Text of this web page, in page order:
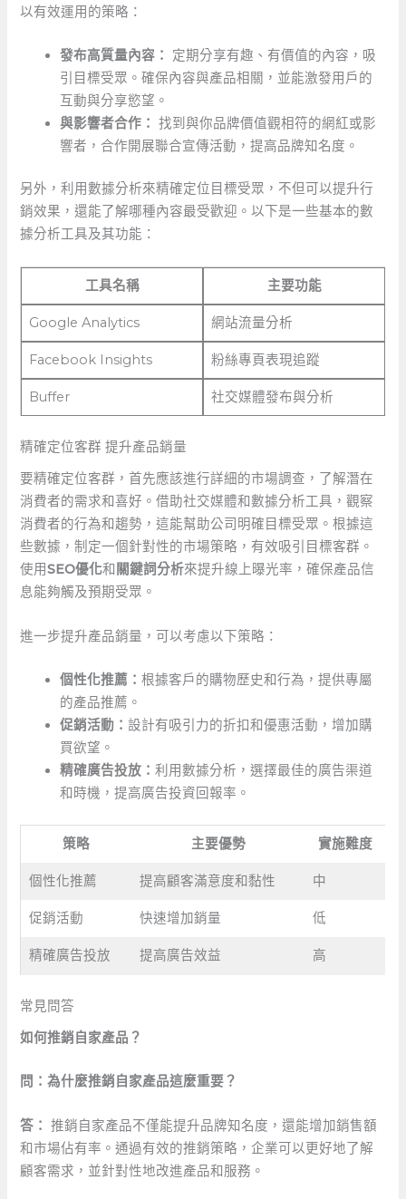
以有效運用的策略：
發布高質量內容：
定期分享有趣、有價值的內容，吸
引目標受眾。確保內容與產品相關，並能激發用戶的
互動與分享慾望。
與影響者合作： 找到與你品牌價值觀相符的網紅或影
響者，合作開展聯合宣傳活動，提高品牌知名度。
另外，利用數據分析來精確定位目標受眾，不但可以提升行
銷效果，還能了解哪種內容最受歡迎。以下是一些基本的數
據分析工具及其功能：
工具名稱 主要功能
Google Analytics 網站流量分析
Facebook ⁣Insights 粉絲專頁表現追蹤
Buffer 社交媒體發布與分析
精確定位客群 提升產品銷量
要精確定位客群，首先應該進行詳細的市場調查，了解潛在
消費者的需求和喜好。借助社交媒體和數據分析工具，觀察
消費者的行為和趨勢，這能幫助公司明確目標受眾。根據這
些數據，制定一個針對性的市場策略，有效吸引目標客群。
使用SEO優化和 關鍵詞分析來提升線上曝光率，確保產品信
息能夠觸及預期受眾。
進一步提升產品銷量，可以考慮以下策略：
個性化推薦：根據客戶的購物歷史和行為，提供專屬
的產品推薦。
促銷活動：設計有吸引力的折扣和優惠活動，增加購
買欲望。
精確廣告投放：利用數據分析，選擇最佳的廣告渠道
和時機，提高廣告投資回報率。
策略 主要優勢 實施難度
個性化推薦 提高顧客滿意度和黏性 中
促銷活動 快速增加銷量 低
精確廣告投放 提高廣告效益 高
常見問答
如何推銷自家產品？
問：為什麼推銷自家產品這麼重要？
答： ‍推銷自家產品不僅能提升品牌知名度，還能增加銷售額
和市場佔有率。通過有效的推銷策略，企業可以更好地了解
顧客需求，並針對性地改進產品和服務。